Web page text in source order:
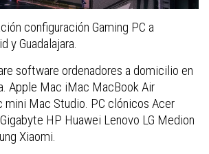
configuración Gaming PC a
y Guadalajara.
software ordenadores a domicilio en
Apple Mac iMac MacBook Air
mini Mac Studio. PC clónicos Acer
HP Huawei Lenovo LG Medion
Xiaomi.